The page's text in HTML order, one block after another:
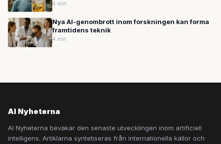
4 min
Nya AI-genombrott inom forskningen kan forma
framtidens teknik
4 min
AI Nyheterna
AI Nyheterna bevakar den senaste utvecklingen inom artificiell
intelligens. Artiklarna syntetiseras från internationella källor och